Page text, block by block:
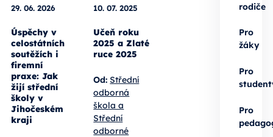
29. 06. 2026
Úspěchy v
celostátních
soutěžích i
firemní
praxe: Jak
žijí střední
školy v
Jihočeském
kraji
10. 07. 2025
Učeň roku
2025 a Zlaté
ruce 2025
Od: Střední
odborná
škola a
Střední
odborné
rodiče
Pro
žáky
Pro
Pro